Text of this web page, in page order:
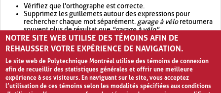
Vérifiez que l'orthographe est correcte.
Supprimez les guillemets autour des expressions pour
rechercher chaque mot séparément. garage à véloretournera
souvent plus de résultat que"garage à vélo".
Envisagez d'élargir votre recherche avec OR.garage OR vélo
retournera souvent plus de résultat quegarage à vélo
NOTRE SITE WEB UTILISE DES TÉMOINS AFIN DE
REHAUSSER VOTRE EXPÉRIENCE DE NAVIGATION.
Le site web de Polytechnique Montréal utilise des témoins de connexion
afin de recueillir des statistiques générales et offrir une meilleure
expérience à ses visiteurs. En naviguant sur le site, vous acceptez
l’utilisation de ces témoins selon les modalités spécifiées aux conditions